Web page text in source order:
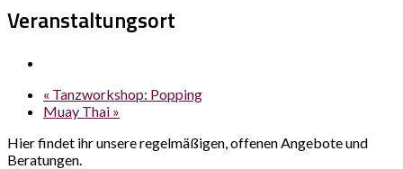
Veranstaltungsort
« Tanzworkshop: Popping
Muay Thai »
Hier findet ihr unsere regelmäßigen, offenen Angebote und
Beratungen.